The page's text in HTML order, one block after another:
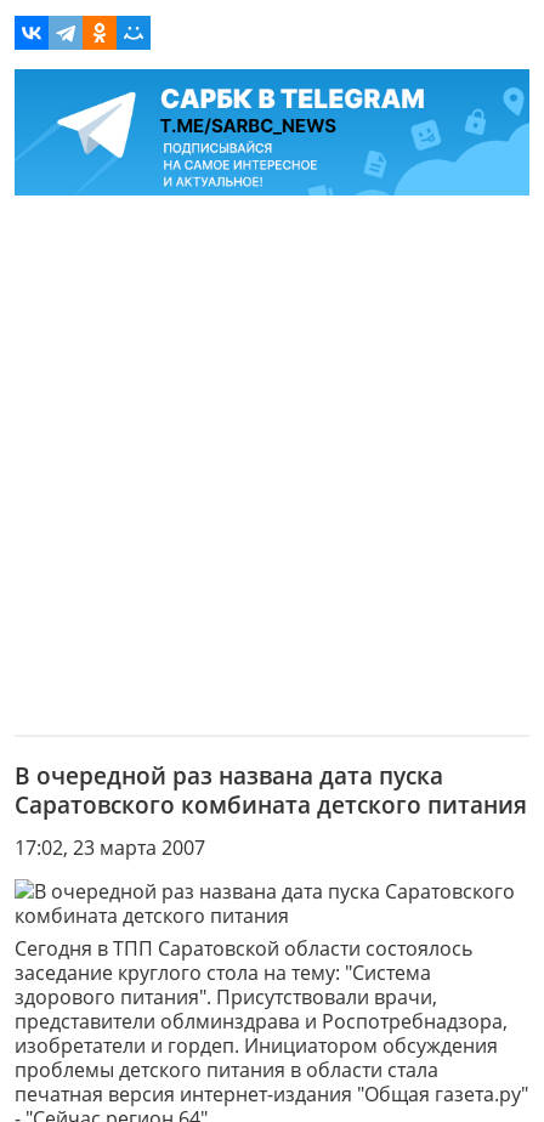
В очередной раз названа дата пуска
Саратовского комбината детского питания
17:02, 23 марта 2007
Сегодня в ТПП Саратовской области состоялось
заседание круглого стола на тему: "Система
здорового питания". Присутствовали врачи,
представители облминздрава и Роспотребнадзора,
изобретатели и гордеп. Инициатором обсуждения
проблемы детского питания в области стала
печатная версия интернет-издания "Общая газета.ру"